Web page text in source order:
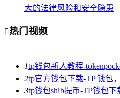
大的法律风险和安全隐患
热门视频
1tp钱包新人教程-
2tp官方钱包下载-TP 钱包
3tp钱包shib提币-TP钱包下